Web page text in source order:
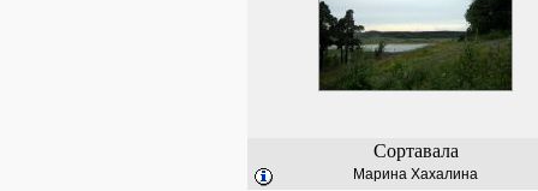
Сортавала
Марина Хахалина